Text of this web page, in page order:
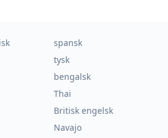
spansk
tysk
bengalsk
Thai
Britisk engelsk
Navajo